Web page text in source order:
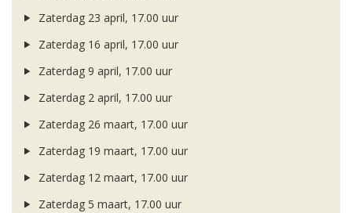
Zaterdag 23 april, 17.00 uur
Zaterdag 16 april, 17.00 uur
Zaterdag 9 april, 17.00 uur
Zaterdag 2 april, 17.00 uur
Zaterdag 26 maart, 17.00 uur
Zaterdag 19 maart, 17.00 uur
Zaterdag 12 maart, 17.00 uur
Zaterdag 5 maart, 17.00 uur